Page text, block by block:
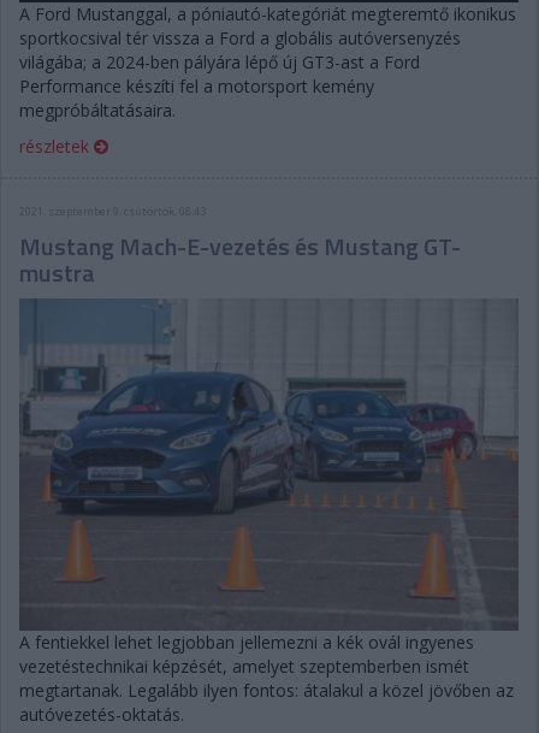
A Ford Mustanggal, a póniautó-kategóriát megteremtő ikonikus
sportkocsival tér vissza a Ford a globális autóversenyzés
világába; a 2024-ben pályára lépő új GT3-ast a Ford
Performance készíti fel a motorsport kemény
megpróbáltatásaira.
részletek
2021. szeptember 9. csütörtök, 08:43
Mustang Mach-E-vezetés és Mustang GT-
mustra
A fentiekkel lehet legjobban jellemezni a kék ovál ingyenes
vezetéstechnikai képzését, amelyet szeptemberben ismét
megtartanak. Legalább ilyen fontos: átalakul a közel jövőben az
autóvezetés-oktatás.